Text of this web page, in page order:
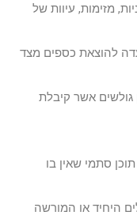
מזימות, עיוות של
להוצאת כספים מצד
גולשים אשר קיבלת
סתמי שאין בו
היחיד או המורשה